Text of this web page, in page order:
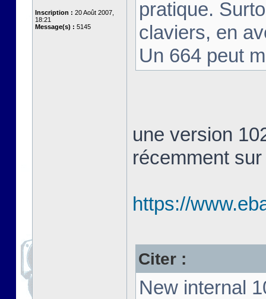
Inscription : 20 Août 2007,
18:21
Message(s) : 5145
pratique.
claviers, en
Un 664 peut
une version
récemment
https://
Citer :
New internal